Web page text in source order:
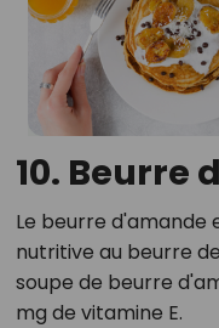
10. Beurre
Le beurre d'amande
nutritive au beurre
soupe de beurre
mg de vitamine E.